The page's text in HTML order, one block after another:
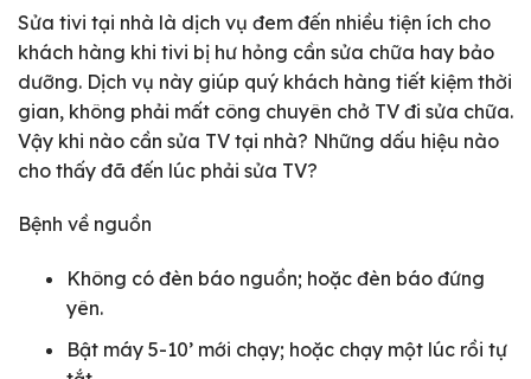
Sửa tivi tại nhà là dịch vụ đem đến nhiều tiện ích cho
khách hàng khi tivi bị hư hỏng cần sửa chữa hay bảo
dưỡng. Dịch vụ này giúp quý khách hàng tiết kiệm thời
gian, không phải mất công chuyên chở TV đi sửa chữa.
Vậy khi nào cần sửa TV tại nhà? Những dấu hiệu nào
cho thấy đã đến lúc phải sửa TV?
Bệnh về nguồn
Không có đèn báo nguồn; hoặc đèn báo đứng
yên.
Bật máy 5-10’ mới chạy; hoặc chạy một lúc rồi tự